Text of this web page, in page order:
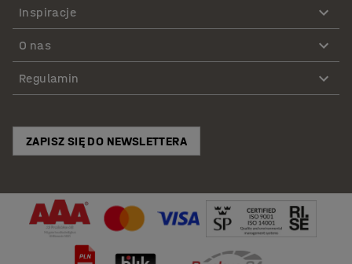
Inspiracje
O nas
Regulamin
ZAPISZ SIĘ DO NEWSLETTERA